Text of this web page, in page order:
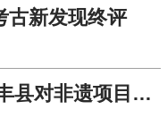
古新发现终评
留存非遗之美 平顶山市宝丰县对非遗项目进行数字化记录